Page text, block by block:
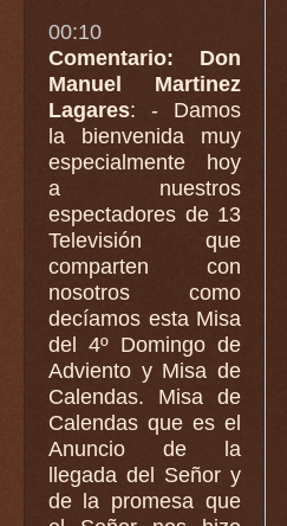
00:10
Comentario: Don
Manuel Martinez
Lagares: - Damos
la bienvenida muy
especialmente hoy
a nuestros
espectadores de 13
Televisión que
comparten con
nosotros como
decíamos esta Misa
del 4º Domingo de
Adviento y Misa de
Calendas. Misa de
Calendas que es el
Anuncio de la
llegada del Señor y
de la promesa que